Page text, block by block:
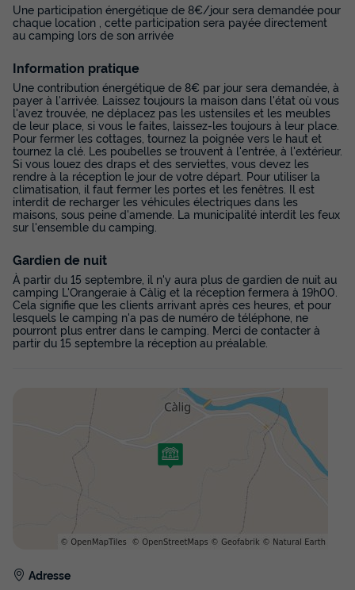
MOBILHOME 4 personnes - Mobil-home |
Comfort | 2 Ch. | 4 Pers. | Terrasse simple |
Clim.
Annulation gratuite
Surface
Adultes Chambres Salle de bain
Animaux autorisés *
Salon de jardin
+ 1
MOBILHOME 4 personnes - Mobil-home | Comfort | 2 Ch. |
Meilleur prix pour 7 nuits
Modifier les dates
-23%
d'économie
Une participation énergétique de 8€/jour sera demandée pour
chaque location , cette participation sera payée directement
au camping lors de son arrivée
Information pratique
Une contribution énergétique de 8€ par jour sera demandée, à
payer à l'arrivée. Laissez toujours la maison dans l'état où vous
l'avez trouvée, ne déplacez pas les ustensiles et les meubles
de leur place, si vous le faites, laissez-les toujours à leur place.
Pour fermer les cottages, tournez la poignée vers le haut et
tournez la clé. Les poubelles se trouvent à l'entrée, à l'extérieur.
Si vous louez des draps et des serviettes, vous devez les
rendre à la réception le jour de votre départ. Pour utiliser la
climatisation, il faut fermer les portes et les fenêtres. Il est
interdit de recharger les véhicules électriques dans les
maisons, sous peine d'amende. La municipalité interdit les feux
sur l'ensemble du camping.
Gardien de nuit
À partir du 15 septembre, il n'y aura plus de gardien de nuit au
camping L'Orangeraie à Càlig et la réception fermera à 19h00.
Cela signifie que les clients arrivant après ces heures, et pour
lesquels le camping n'a pas de numéro de téléphone, ne
pourront plus entrer dans le camping. Merci de contacter à
partir du 15 septembre la réception au préalable.
Adresse